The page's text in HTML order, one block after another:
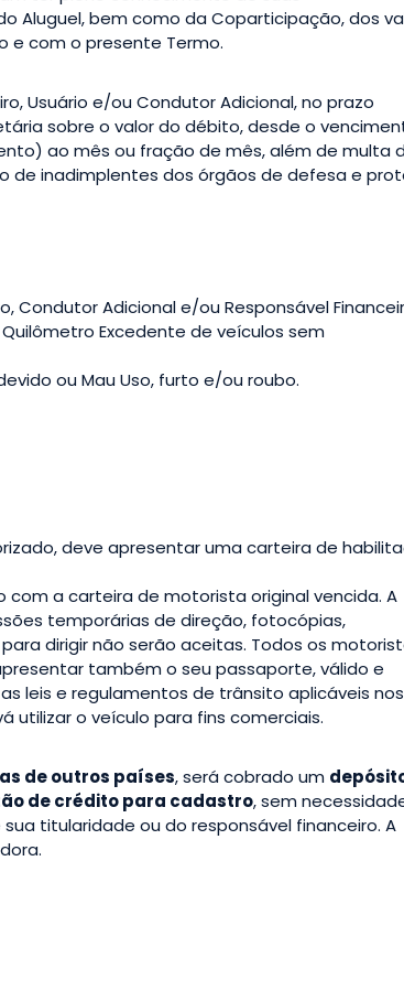
Aluguel, bem como da Coparticipação, dos
e com o presente Termo.
Usuário e/ou Condutor Adicional, no prazo
sobre o valor do débito, desde o
ao mês ou fração de mês, além de multa
de inadimplentes dos órgãos de defesa e
Adicional e/ou Responsável
Excedente de veículos sem
ou Mau Uso, furto e/ou roubo.
deve apresentar uma carteira de
a carteira de motorista original vencida. A
temporárias de direção, fotocópias,
dirigir não serão aceitas. Todos os
também o seu passaporte, válido e
leis e regulamentos de trânsito aplicáveis nos
utilizar o veículo para fins comerciais.
de outros países, será cobrado um
de crédito para cadastro, sem
sua titularidade ou do responsável financeiro. A